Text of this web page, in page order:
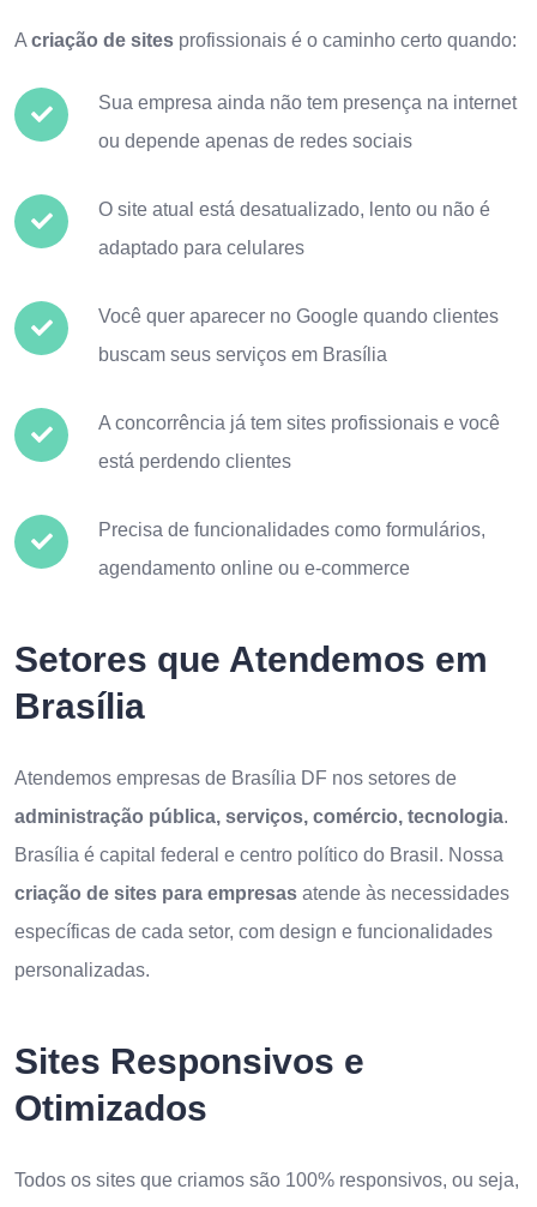
A criação de sites profissionais é o caminho certo quando:
Sua empresa ainda não tem presença na internet
ou depende apenas de redes sociais
O site atual está desatualizado, lento ou não é
adaptado para celulares
Você quer aparecer no Google quando clientes
buscam seus serviços em Brasília
A concorrência já tem sites profissionais e você
está perdendo clientes
Precisa de funcionalidades como formulários,
agendamento online ou e-commerce
Setores que Atendemos em
Brasília
Atendemos empresas de Brasília DF nos setores de
administração pública, serviços, comércio, tecnologia.
Brasília é capital federal e centro político do Brasil. Nossa
criação de sites para empresas atende às necessidades
específicas de cada setor, com design e funcionalidades
personalizadas.
Sites Responsivos e
Otimizados
Todos os sites que criamos são 100% responsivos, ou seja,